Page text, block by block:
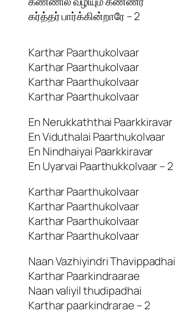
கர்த்தர் பார்க்கின்றாரே – 2
Karthar Paarthukolvaar
Karthar Paarthukolvaar
Karthar Paarthukolvaar
Karthar Paarthukolvaar
En Nerukkaththai Paarkkiravar
En Viduthalai Paarthukolvaar
En Nindhaiyai Paarkkiravar
En Uyarvai Paarthukkolvaar – 2
Karthar Paarthukolvaar
Karthar Paarthukolvaar
Karthar Paarthukolvaar
Karthar Paarthukolvaar
Naan Vazhiyindri Thavippadhai
Karthar Paarkindraarae
Naan valiyil thudipadhai
Karthar paarkindrarae – 2